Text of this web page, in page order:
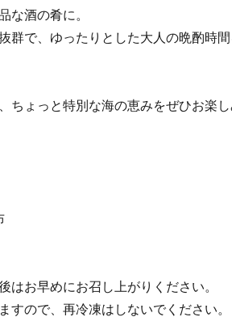
な酒の肴に。
群で、ゆったりとした大人の晩酌時間
ちょっと特別な海の恵みをぜひお楽
はお早めにお召し上がりください。
すので、再冷凍はしないでください。